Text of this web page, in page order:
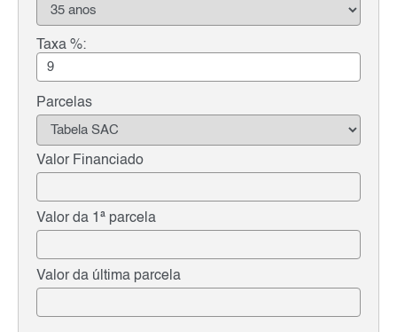
Taxa %:
Parcelas
Valor Financiado
Valor da 1ª parcela
Valor da última parcela